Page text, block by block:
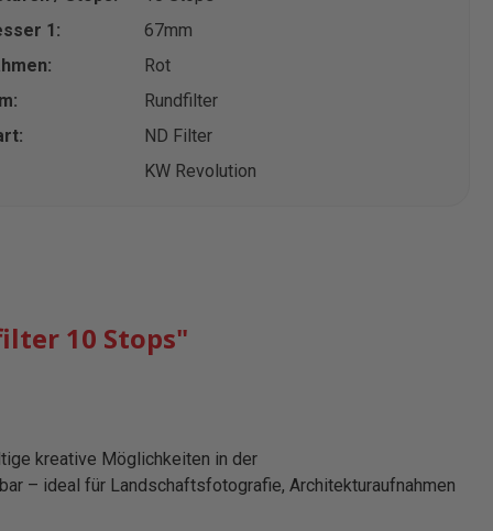
1:
67mm
Rot
Rundfilter
ND Filter
KW Revolution
10 Stops"
kreative Möglichkeiten in der
– ideal für Landschaftsfotografie, Architekturaufnahmen